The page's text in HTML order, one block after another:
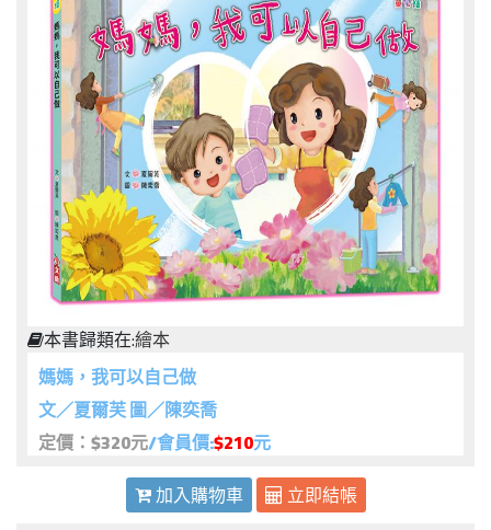
本書歸類在:繪本
媽媽，我可以自己做
文／夏爾芙 圖／陳奕喬
定價：$320元/會員價:$210元
加入購物車
立即結帳